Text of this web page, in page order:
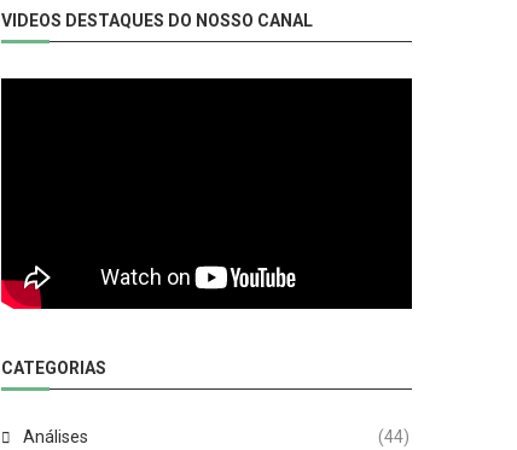
VIDEOS DESTAQUES DO NOSSO CANAL
CATEGORIAS
Análises (44)